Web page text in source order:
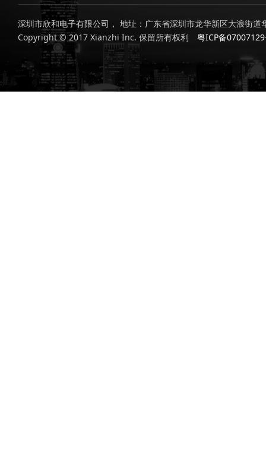
深圳市欣和电子有限公司， 地址：广东省深圳市龙华新区大浪街
Copyright © 2017 Xianzhi Inc. 保留所有权利
粤ICP备